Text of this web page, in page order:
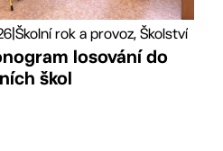
| Školní rok a provoz, Školství
losování do
škol